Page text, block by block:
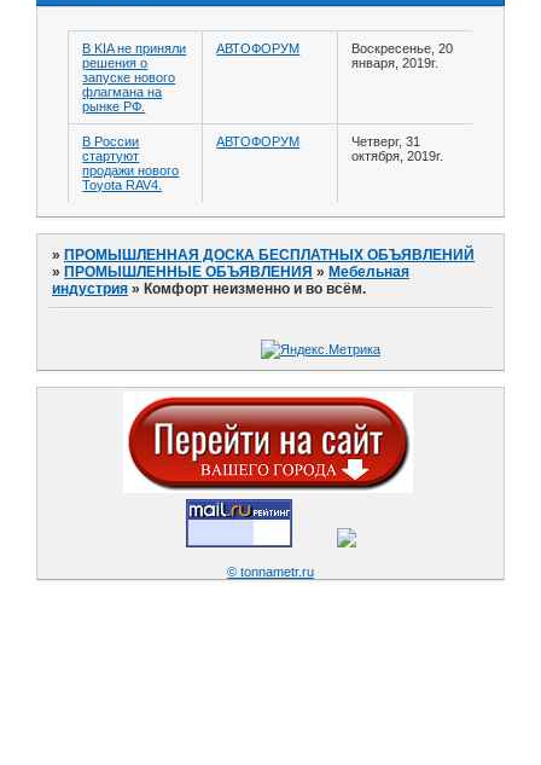
В KIA не приняли
решения о
запуске нового
флагмана на
рынке РФ.
АВТОФОРУМ
Воскресенье, 20
января, 2019г.
В России
стартуют
продажи нового
Toyota RAV4.
АВТОФОРУМ
Четверг, 31
октября, 2019г.
»ПРОМЫШЛЕННАЯ ДОСКА БЕСПЛАТНЫХ ОБЪЯВЛЕНИЙ
»ПРОМЫШЛЕННЫЕ ОБЪЯВЛЕНИЯ »Мебельная
индустрия »Комфорт неизменно и во всём.
© tonnametr.ru